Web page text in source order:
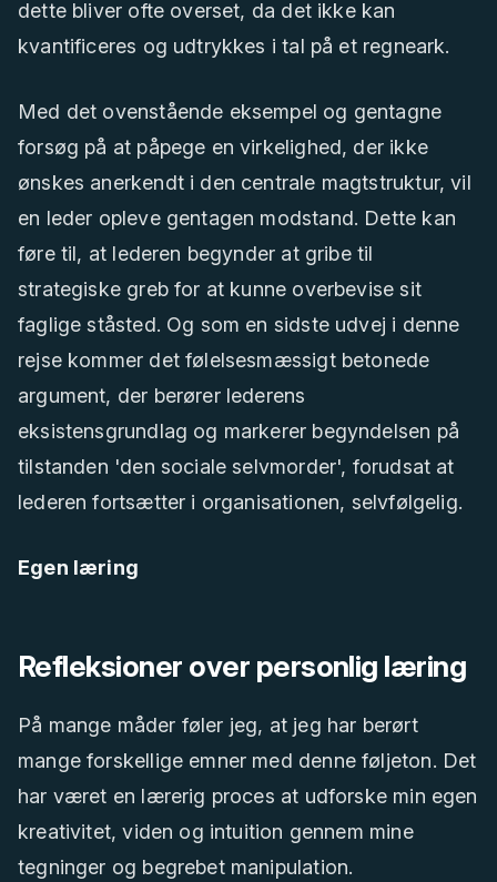
dette bliver ofte overset, da det ikke kan
kvantificeres og udtrykkes i tal på et regneark.
Med det ovenstående eksempel og gentagne
forsøg på at påpege en virkelighed, der ikke
ønskes anerkendt i den centrale magtstruktur, vil
en leder opleve gentagen modstand. Dette kan
føre til, at lederen begynder at gribe til
strategiske greb for at kunne overbevise sit
faglige ståsted. Og som en sidste udvej i denne
rejse kommer det følelsesmæssigt betonede
argument, der berører lederens
eksistensgrundlag og markerer begyndelsen på
tilstanden 'den sociale selvmorder', forudsat at
lederen fortsætter i organisationen, selvfølgelig.
Egen læring
Refleksioner over personlig læring
På mange måder føler jeg, at jeg har berørt
mange forskellige emner med denne føljeton. Det
har været en lærerig proces at udforske min egen
kreativitet, viden og intuition gennem mine
tegninger og begrebet manipulation.